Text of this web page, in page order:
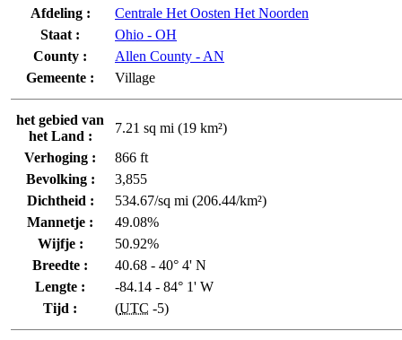
Afdeling :
Centrale Het Oosten Het Noorden
Staat :
Ohio - OH
County :
Allen County - AN
Gemeente :
Village
het gebied van
het Land :
7.21 sq mi (19 km²)
Verhoging :
866 ft
Bevolking :
3,855
Dichtheid :
534.67/sq mi (206.44/km²)
Mannetje :
49.08%
Wijfje :
50.92%
Breedte :
40.68 - 40° 4' N
Lengte :
-84.14 - 84° 1' W
Tijd :
(UTC -5)